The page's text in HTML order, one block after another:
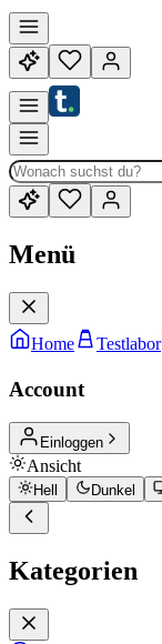
Menü
Home Testlabor
Account
Einloggen
Ansicht
Hell Dunkel
Kategorien